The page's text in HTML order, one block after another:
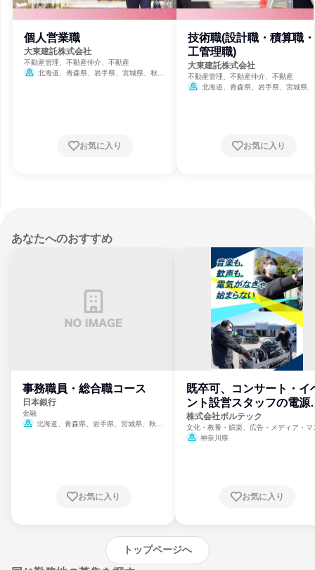
個人営業職
大東建託株式会社
不動産管理、不動産仲介、不動産
北海道、青森県、岩手県、宮城県、秋田
山口県、徳島県、香川県、愛媛県、高知県、
お気に入り
技術職(設計職・積算職
工管理職)
大東建託株式会社
不動産管理、不動産仲介、不動産
北海道、青森県、岩手県、宮城県
賀県、京都府、大阪府、兵庫県、奈良
歌山県、鳥取県、島根県、岡山県、広
お気に入り
あなたへのおすすめ
事務職員・総合職コース
日本銀行
金融
北海道、青森県、岩手県、宮城県、秋田
崎県、熊本県、大分県、宮崎県、鹿児島県、
お気に入り
既卒可、コンサート・イ
ント設営スタッフの電源
門
株式会社ボルテック
文化・教養・娯楽、広告・メディア・マ
ミ、電力・ガス・水道・エネルギー
神奈川県
お気に入り
トップページへ